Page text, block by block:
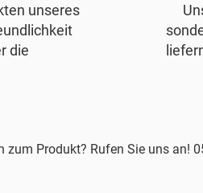
unseres
die
zum Produkt? Rufen Sie uns an!